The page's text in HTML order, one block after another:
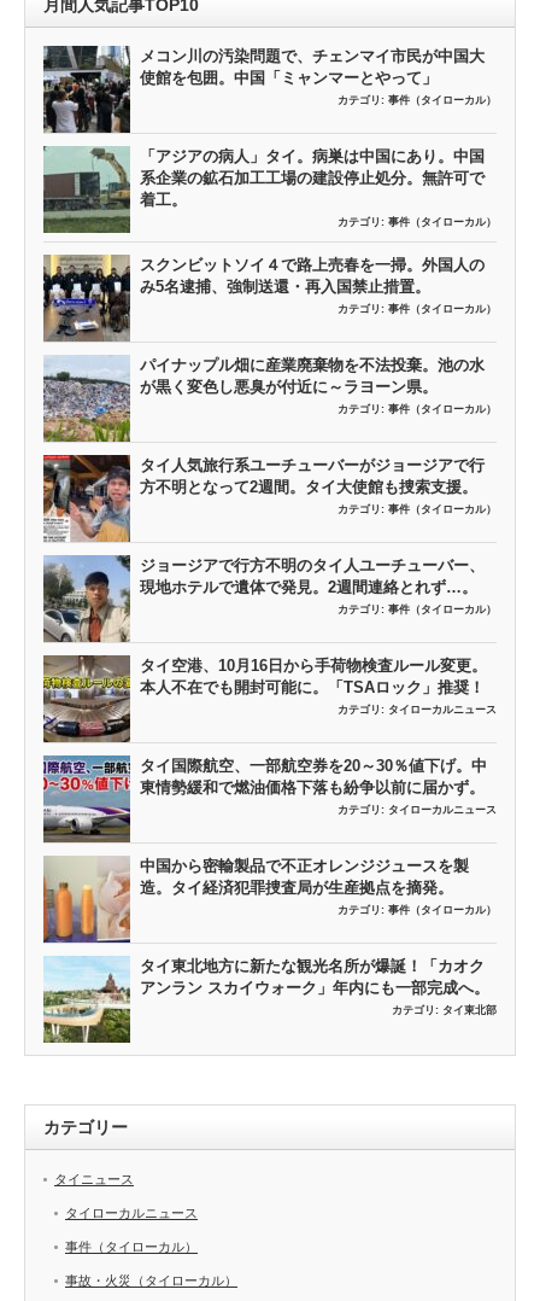
月間人気記事TOP10
メコン川の汚染問題で、チェンマイ市民が中国大
使館を包囲。中国「ミャンマーとやって」
カテゴリ: 事件（タイローカル）
「アジアの病人」タイ。病巣は中国にあり。中国
系企業の鉱石加工工場の建設停止処分。無許可で
着工。
カテゴリ: 事件（タイローカル）
スクンビットソイ４で路上売春を一掃。外国人の
み5名逮捕、強制送還・再入国禁止措置。
カテゴリ: 事件（タイローカル）
パイナップル畑に産業廃棄物を不法投棄。池の水
が黒く変色し悪臭が付近に～ラヨーン県。
カテゴリ: 事件（タイローカル）
タイ人気旅行系ユーチューバーがジョージアで行
方不明となって2週間。タイ大使館も捜索支援。
カテゴリ: 事件（タイローカル）
ジョージアで行方不明のタイ人ユーチューバー、
現地ホテルで遺体で発見。2週間連絡とれず…。
カテゴリ: 事件（タイローカル）
タイ空港、10月16日から手荷物検査ルール変更。
本人不在でも開封可能に。「TSAロック」推奨！
カテゴリ: タイローカルニュース
タイ国際航空、一部航空券を20～30％値下げ。中
東情勢緩和で燃油価格下落も紛争以前に届かず。
カテゴリ: タイローカルニュース
中国から密輸製品で不正オレンジジュースを製
造。タイ経済犯罪捜査局が生産拠点を摘発。
カテゴリ: 事件（タイローカル）
タイ東北地方に新たな観光名所が爆誕！「カオク
アンラン スカイウォーク」年内にも一部完成へ。
カテゴリ: タイ東北部
カテゴリー
タイニュース
タイローカルニュース
事件（タイローカル）
事故・火災（タイローカル）